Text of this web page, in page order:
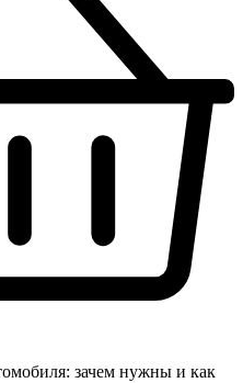
зачем нужны и как